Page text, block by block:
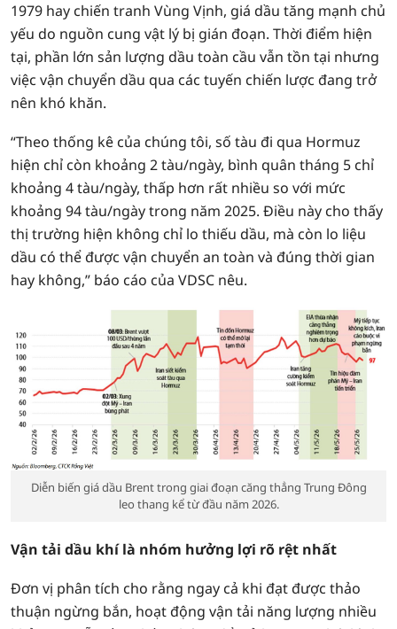
1979 hay chiến tranh Vùng Vịnh, giá dầu tăng mạnh chủ
yếu do nguồn cung vật lý bị gián đoạn. Thời điểm hiện
tại, phần lớn sản lượng dầu toàn cầu vẫn tồn tại nhưng
việc vận chuyển dầu qua các tuyến chiến lược đang trở
nên khó khăn.
“Theo thống kê của chúng tôi, số tàu đi qua Hormuz
hiện chỉ còn khoảng 2 tàu/ngày, bình quân tháng 5 chỉ
khoảng 4 tàu/ngày, thấp hơn rất nhiều so với mức
khoảng 94 tàu/ngày trong năm 2025. Điều này cho thấy
thị trường hiện không chỉ lo thiếu dầu, mà còn lo liệu
dầu có thể được vận chuyển an toàn và đúng thời gian
hay không,” báo cáo của VDSC nêu.
Diễn biến giá dầu Brent trong giai đoạn căng thẳng Trung Đông
leo thang kể từ đầu năm 2026.
Vận tải dầu khí là nhóm hưởng lợi rõ rệt nhất
Đơn vị phân tích cho rằng ngay cả khi đạt được thảo
thuận ngừng bắn, hoạt động vận tải năng lượng nhiều